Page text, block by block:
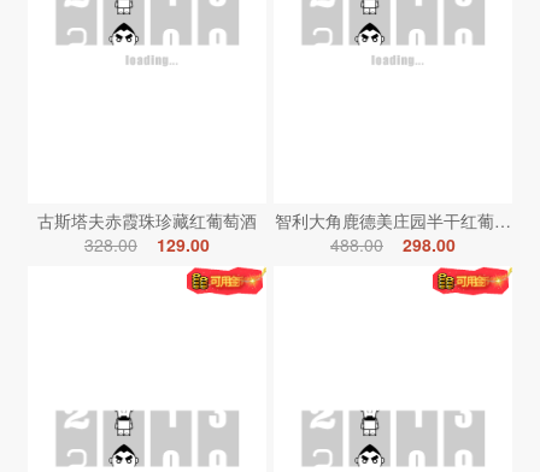
古斯塔夫赤霞珠珍藏红葡萄酒
328.00
129.00
智利大角鹿德美庄园半干红葡萄酒
488.00
298.00